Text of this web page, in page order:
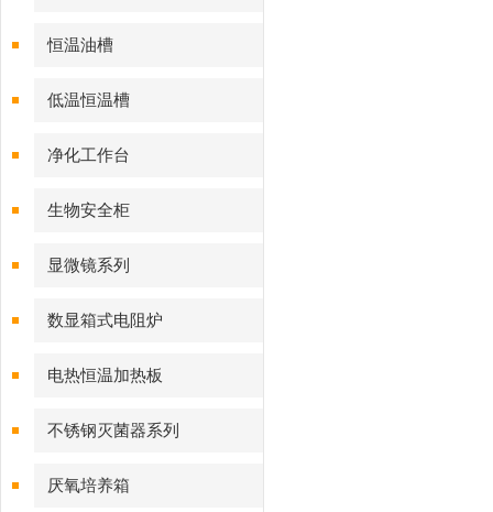
恒温油槽
低温恒温槽
净化工作台
生物安全柜
显微镜系列
数显箱式电阻炉
电热恒温加热板
不锈钢灭菌器系列
厌氧培养箱